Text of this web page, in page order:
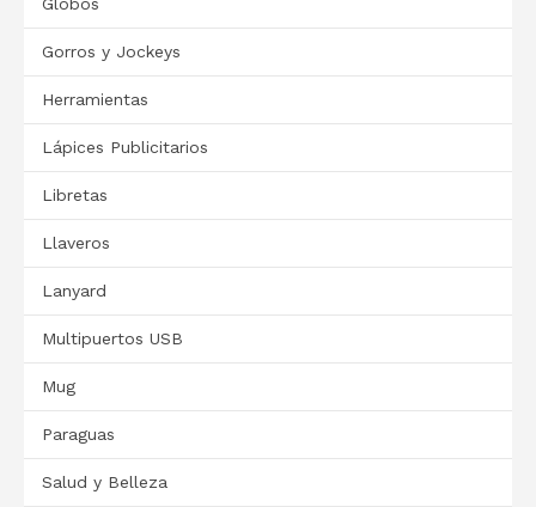
Globos
Gorros y Jockeys
Herramientas
Lápices Publicitarios
Libretas
Llaveros
Lanyard
Multipuertos USB
Mug
Paraguas
Salud y Belleza